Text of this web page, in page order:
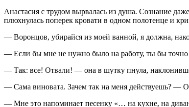
Анастасия с трудом вырвалась из душа. Сознание
плюхнулась поперек кровати в одном полотенце и
— Воронцов, убирайся из моей ванной, я должна,
— Если бы мне не нужно было на работу, ты бы точно
— Так: все! Отвали! — она в шутку пнула,
— Сама виновата. Зачем так на меня действуешь? —
— Мне это напоминает песенку «… на кухне, на